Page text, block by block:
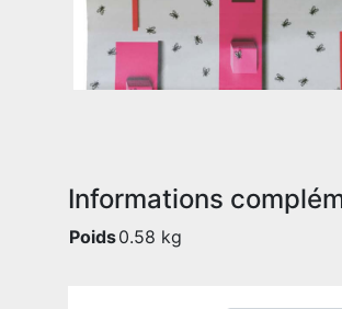
Informations
Poids0.58 kg